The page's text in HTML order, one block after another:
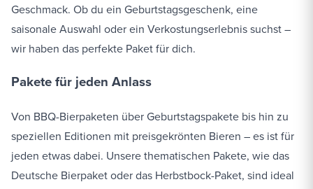
Geschmack. Ob du ein Geburtstagsgeschenk, eine
saisonale Auswahl oder ein Verkostungserlebnis suchst –
wir haben das perfekte Paket für dich.
Pakete für jeden Anlass
Von BBQ-Bierpaketen über Geburtstagspakete bis hin zu
speziellen Editionen mit preisgekrönten Bieren – es ist für
jeden etwas dabei. Unsere thematischen Pakete, wie das
Deutsche Bierpaket oder das Herbstbock-Paket, sind ideal